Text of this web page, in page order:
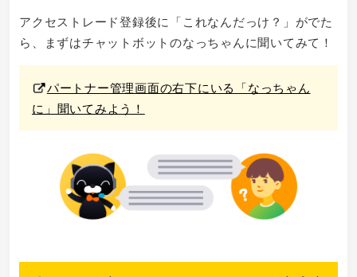
アクセストレード登録後に「これなんだっけ？」がでた
ら、まずはチャットボットのなっちゃんに聞いてみて！
パートナー管理画面の右下にいる「なっちゃん
に」聞いてみよう！